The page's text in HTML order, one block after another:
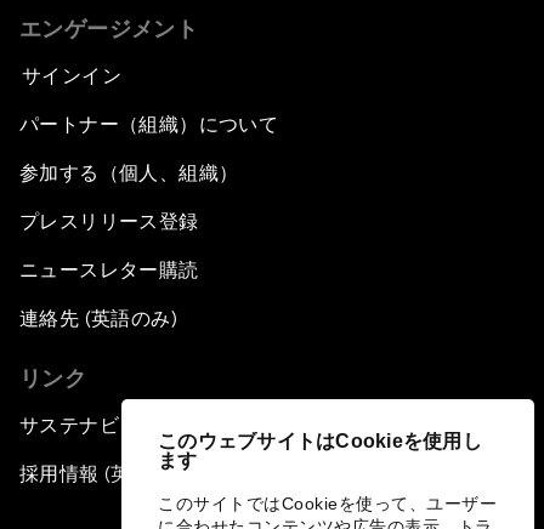
このウェブサイトはCookieを使用し
ます
このサイトではCookieを使って、ユーザー
エンゲージメント
サインイン
パートナー（組織）について
参加する（個人、組織）
プレスリリース登録
ニュースレター購読
連絡先 (英語のみ)
リンク
サステナビリティへの取り組み
採用情報 (英語のみ)